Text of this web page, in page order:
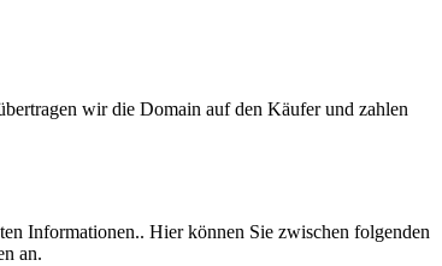
wir die Domain auf den Käufer und zahlen
Informationen.. Hier können Sie zwischen folgenden
an.